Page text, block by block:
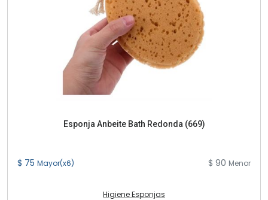
Esponja Anbeite Bath Redonda (669)
$ 75 Mayor(x6) $ 90 Menor
Higiene Esponjas